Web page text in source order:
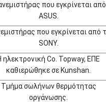
που εγκρίνεται από
ASUS.
που εγκρίνεται από
SONY.
ηλεκτρονική Co. Topway, ΕΠΕ
καθιερώθηκε σε Kunshan.
Τμήμα σωλήνων θερμότητας
οργάνωσης.